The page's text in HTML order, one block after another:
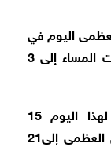
اليوم في
عمان إلى 14 درجة مئوية تنخفض مع ساعات المساء إلى 3
أما في المناطق الجبلية فتكون العظمى لهذا اليوم 15
والصغرى 4 درجة وفي جنوب المملكة تصل العظمى إلى21